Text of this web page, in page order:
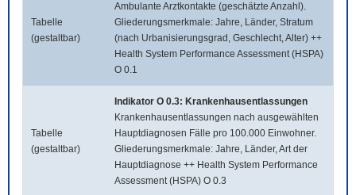
Tabelle
(gestaltbar)
Ambulante Arztkontakte (geschätzte Anzahl).
Gliederungsmerkmale: Jahre, Länder, Stratum
(nach Urbanisierungsgrad, Geschlecht, Alter) ++
Health System Performance Assessment (HSPA)
O 0.1
Tabelle
(gestaltbar)
Indikator O 0.3: Krankenhausentlassungen
Krankenhausentlassungen nach ausgewählten
Hauptdiagnosen Fälle pro 100.000 Einwohner.
Gliederungsmerkmale: Jahre, Länder, Art der
Hauptdiagnose ++ Health System Performance
Assessment (HSPA) O 0.3